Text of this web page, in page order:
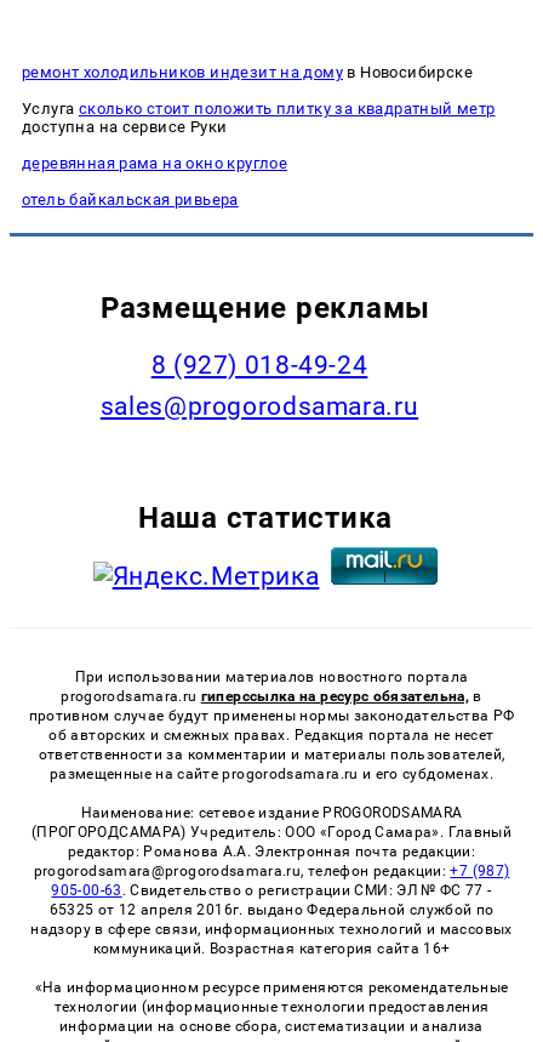
ремонт холодильников индезит на дому в Новосибирске
Услуга сколько стоит положить плитку за квадратный метр
доступна на сервисе Руки
деревянная рама на окно круглое
отель байкальская ривьера
Размещение рекламы
8 (927) 018-49-24
sales@progorodsamara.ru
Наша статистика
При использовании материалов новостного портала
progorodsamara.ru гиперссылка на ресурс обязательна, в
противном случае будут применены нормы законодательства РФ
об авторских и смежных правах. Редакция портала не несет
ответственности за комментарии и материалы пользователей,
размещенные на сайте progorodsamara.ru и его субдоменах.
Наименование: сетевое издание PROGORODSAMARA
(ПРОГОРОДСАМАРА) Учредитель: ООО «Город Самара». Главный
редактор: Романова А.А. Электронная почта редакции:
progorodsamara@progorodsamara.ru, телефон редакции:+7 (987)
905-00-63 . Свидетельство о регистрации СМИ: ЭЛ № ФС 77 -
65325 от 12 апреля 2016г. выдано Федеральной службой по
надзору в сфере связи, информационных технологий и массовых
коммуникаций. Возрастная категория сайта 16+
«На информационном ресурсе применяются рекомендательные
технологии (информационные технологии предоставления
информации на основе сбора, систематизации и анализа